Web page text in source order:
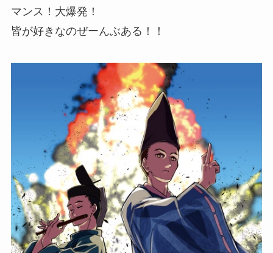
マンス！大爆発！
皆が好きなのぜーんぶある！！